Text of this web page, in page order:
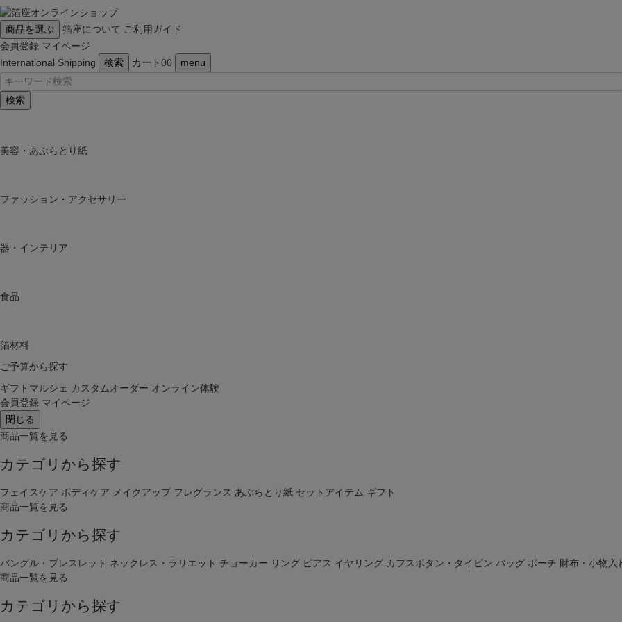
商品を選ぶ 箔座について ご利用ガイド
会員登録 マイページ
International Shipping
検索 カート00 menu
検索
美容・あぶらとり紙
ファッション・アクセサリー
器・インテリア
食品
箔材料
ご予算から探す
ギフトマルシェ カスタムオーダー オンライン体験
会員登録 マイページ
閉じる
商品一覧を見る
カテゴリから探す
フェイスケア ボディケア メイクアップ フレグランス あぶらとり紙 セットアイテム ギフト
商品一覧を見る
カテゴリから探す
バングル・ブレスレット ネックレス・ラリエット チョーカー リング ピアス イヤリング カフスボタン・タイピン バッグ ポーチ 財布・小物入
商品一覧を見る
カテゴリから探す